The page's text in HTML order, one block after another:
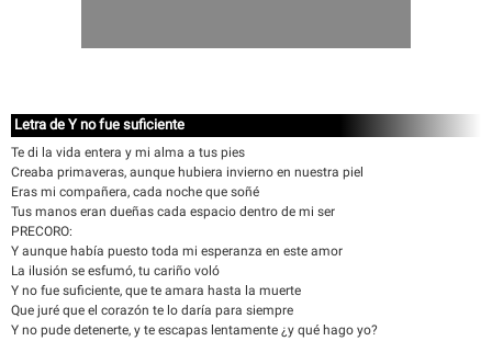
Letra de Y no fue suficiente
Te di la vida entera y mi alma a tus pies
Creaba primaveras, aunque hubiera invierno en nuestra piel
Eras mi compañera, cada noche que soñé
Tus manos eran dueñas cada espacio dentro de mi ser
PRECORO:
Y aunque había puesto toda mi esperanza en este amor
La ilusión se esfumó, tu cariño voló
Y no fue suficiente, que te amara hasta la muerte
Que juré que el corazón te lo daría para siempre
Y no pude detenerte, y te escapas lentamente ¿y qué hago yo?